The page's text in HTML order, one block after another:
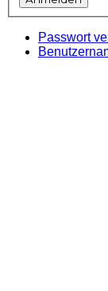
Passwort